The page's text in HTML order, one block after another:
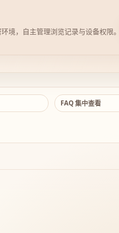
境，自主管理浏览记录与设备权限。
FAQ 集中查看